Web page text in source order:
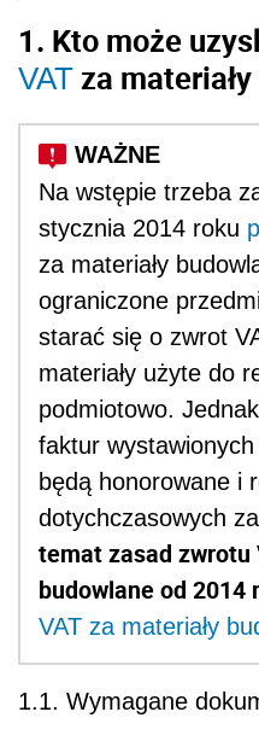
1. Kto może
VAT za
Na wstępie trzeba
stycznia 2014 roku
za materiały
ograniczone
starać się o zwrot
materiały użyte do
podmiotowo.
faktur
będą honorowane i
dotychczasowych
temat zasad zwrotu
budowlane od 2014
VAT za materiały
1.1. Wymagane